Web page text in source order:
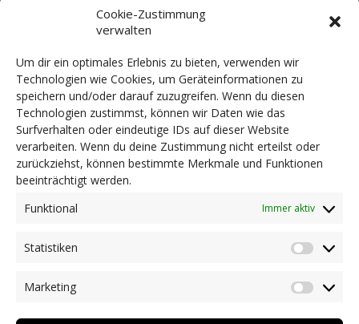
Cookie-Zustimmung
verwalten
Um dir ein optimales Erlebnis zu bieten, verwenden wir
Technologien wie Cookies, um Geräteinformationen zu
speichern und/oder darauf zuzugreifen. Wenn du diesen
Technologien zustimmst, können wir Daten wie das
Surfverhalten oder eindeutige IDs auf dieser Website
verarbeiten. Wenn du deine Zustimmung nicht erteilst oder
zurückziehst, können bestimmte Merkmale und Funktionen
beeinträchtigt werden.
Funktional
Immer aktiv
Statistiken
Marketing
Download
Mitglied werden
ACADEMY
VIDEOTHEK
NEWS
Dringlichkeitsmaßnahmen und aktuelle Informationen
Coronakrise: Hilfsangebote unserer Mitglieder
Initiativen unserer Mitglieder/Partner
DEUTSCH